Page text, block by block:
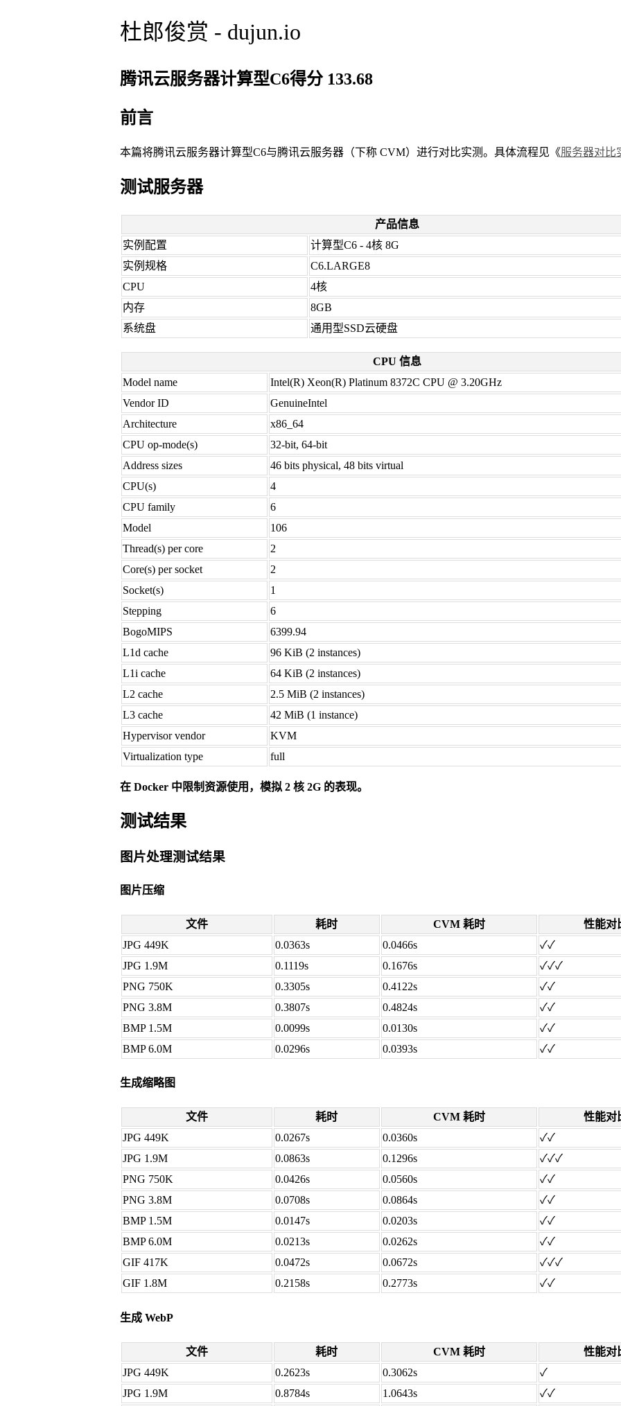
杜郎俊赏 - dujun.io
腾讯云服务器计算型C6得分 133.68
前言
本篇将腾讯云服务器计算型C6与腾讯云服务器（下称 CVM）进行对比实测。具体流程见《服务器对比
测试服务器
产品信息
实例配置
计算型C6 - 4核 8G
实例规格
C6.LARGE8
CPU
4核
内存
8GB
系统盘
通用型SSD云硬盘
CPU 信息
Model name
Intel(R) Xeon(R) Platinum 8372C CPU @ 3.20GHz
Vendor ID
GenuineIntel
Architecture
x86_64
CPU op-mode(s)
32-bit, 64-bit
Address sizes
46 bits physical, 48 bits virtual
CPU(s)
4
CPU family
6
Model
106
Thread(s) per core
2
Core(s) per socket
2
Socket(s)
1
Stepping
6
BogoMIPS
6399.94
L1d cache
96 KiB (2 instances)
L1i cache
64 KiB (2 instances)
L2 cache
2.5 MiB (2 instances)
L3 cache
42 MiB (1 instance)
Hypervisor vendor
KVM
Virtualization type
full
在 Docker 中限制资源使用，模拟 2 核 2G 的表现。
测试结果
图片处理测试结果
图片压缩
文件 耗时 CVM 耗时
性能对
JPG 449K
0.0363s 0.0466s
✓✓
JPG 1.9M
0.1119s 0.1676s
✓✓✓
PNG 750K
0.3305s 0.4122s
✓✓
PNG 3.8M
0.3807s 0.4824s
✓✓
BMP 1.5M
0.0099s 0.0130s
✓✓
BMP 6.0M
0.0296s 0.0393s ✓✓
生成缩略图
文件 耗时 CVM 耗时
性能对
JPG 449K
0.0267s 0.0360s
✓✓
JPG 1.9M
0.0863s 0.1296s
✓✓✓
PNG 750K
0.0426s 0.0560s
✓✓
PNG 3.8M
0.0708s 0.0864s
✓✓
BMP 1.5M
0.0147s 0.0203s
✓✓
BMP 6.0M
0.0213s 0.0262s
✓✓
GIF 417K
0.0472s 0.0672s
✓✓✓
GIF 1.8M
0.2158s 0.2773s ✓✓
生成 WebP
文件 耗时 CVM 耗时
性能对
JPG 449K
0.2623s 0.3062s
✓
JPG 1.9M
0.8784s 1.0643s
✓✓